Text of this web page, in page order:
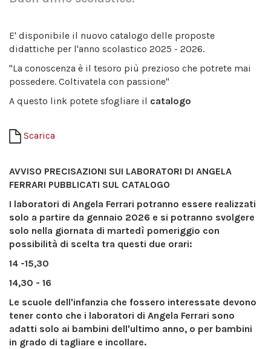
E' disponibile il nuovo catalogo delle proposte
didattiche per l'anno scolastico 2025 - 2026.
"La conoscenza è il tesoro più prezioso che potrete mai
possedere. Coltivatela con passione"
A questo link potete sfogliare il catalogo
Scarica
AVVISO PRECISAZIONI SUI LABORATORI DI ANGELA
FERRARI PUBBLICATI SUL CATALOGO
I laboratori di Angela Ferrari potranno essere realizzati
solo a partire da gennaio 2026 e si potranno svolgere
solo nella giornata di martedì pomeriggio con
possibilità di scelta tra questi due orari:
14 -15,30
14,30 - 16
Le scuole dell'infanzia che fossero interessate devono
tener conto che i laboratori di Angela Ferrari sono
adatti solo ai bambini dell'ultimo anno, o per bambini
in grado di tagliare e incollare.